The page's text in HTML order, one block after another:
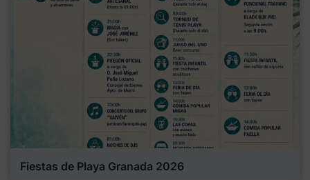
Fiestas de Playa Granada 2026